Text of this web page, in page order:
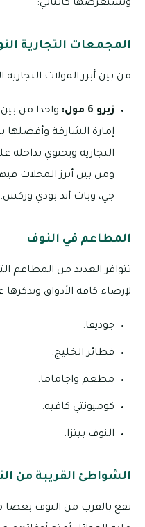
ونستعرضها كالتالي:
المجمعات التجارية
من بين أبرز المولات
زيرو 6 مول:
واحدا من
إمارة الشارقة وأفضلها
التجارية ويحتوي
ومن بين أبرز المحلات
جي، وباث أند بودي وركس.
المطاعم في النوف
تتوافر العديد من المطاعم
لإرضاء كافة الأذواق ونذكرها
جوديفا.
فطائر الخليج.
مطعم واجاماما.
كوميونتي كافيه.
النوف بيتزا.
الشواطئ القريبة من
تقع بالقرب من النوف بعضا